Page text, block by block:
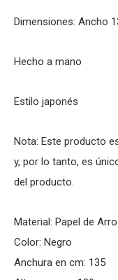
Dimensiones: Ancho
Hecho a mano
Estilo japonés
Nota: Este producto
y, por lo tanto, es
del producto.
Material: Papel de
Color: Negro
Anchura en cm: 135